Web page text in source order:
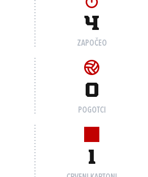
4
ZAPOČEO
0
POGOTCI
1